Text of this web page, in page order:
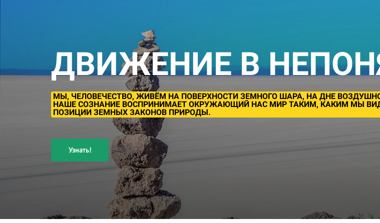
ДВИЖЕНИЕ В
МЫ, ЧЕЛОВЕЧЕСТВО, ЖИВЁМ НА ПОВЕРХНОСТИ ЗЕМНОГО ШАРА, НА ДНЕ
НАШЕ СОЗНАНИЕ ВОСПРИНИМАЕТ ОКРУЖАЮЩИЙ НАС МИР ТАКИМ, КАКИМ МЫ
ПОЗИЦИИ ЗЕМНЫХ ЗАКОНОВ ПРИРОДЫ.
Узнать!